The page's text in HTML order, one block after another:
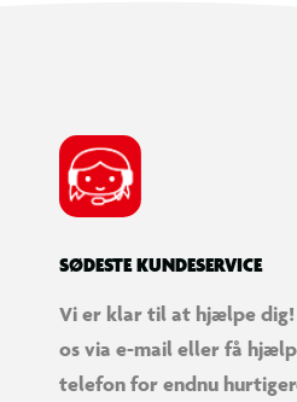
SØDESTE KUNDESERVICE
Vi er klar til at hjælpe
os via e-mail eller få
telefon for endnu